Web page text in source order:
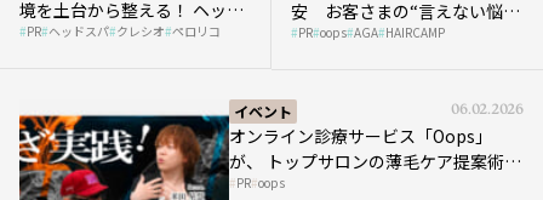
境を土台から整える！ ヘッド
スパ比率1.5倍アップの秘策を
PR ヘッドスパ クレシオ ペロリコ
安 お客さまの“言えない悩
み”にどう向き合う？ ＃01
PR oops AGA HAIRCAMP
イベント 06.02.2026
オンライン診療サービス「Oops」
が、 トップサロンの薄毛ケア提案術を
HAIRCAMPで公開！
PR oops